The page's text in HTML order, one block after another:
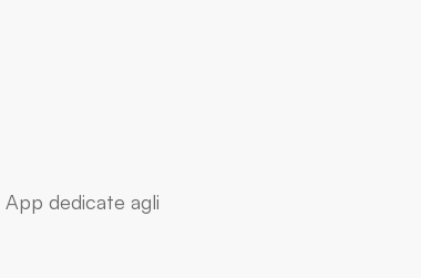
dedicate agli